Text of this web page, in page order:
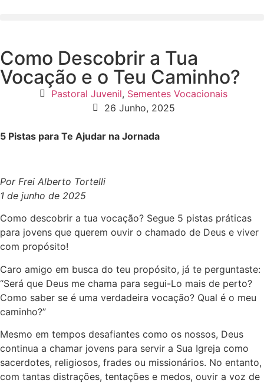
Como Descobrir a Tua
Vocação e o Teu Caminho?
Pastoral Juvenil, Sementes Vocacionais
26 Junho, 2025
5 Pistas para Te Ajudar na Jornada
Por Frei Alberto Tortelli
1 de junho de 2025
Como descobrir a tua vocação? Segue 5 pistas práticas
para jovens que querem ouvir o chamado de Deus e viver
com propósito!
Caro amigo em busca do teu propósito, já te perguntaste:
“Será que Deus me chama para segui-Lo mais de perto?
Como saber se é uma verdadeira vocação? Qual é o meu
caminho?”
Mesmo em tempos desafiantes como os nossos, Deus
continua a chamar jovens para servir a Sua Igreja como
sacerdotes, religiosos, frades ou missionários. No entanto,
com tantas distrações, tentações e medos, ouvir a voz de